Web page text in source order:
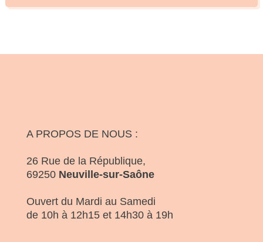
A PROPOS DE NOUS :
26 Rue de la République,
69250 Neuville-sur-Saône
Ouvert du Mardi au Samedi
de 10h à 12h15 et 14h30 à 19h